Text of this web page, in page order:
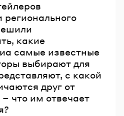
регионального
какие
самые известные
выбирают для
с какой
друг от
что им отвечает